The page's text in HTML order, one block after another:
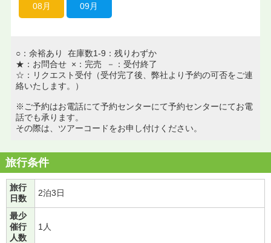
08月 09月
○：余裕あり 在庫数1-9：残りわずか
★：お問合せ ×：完売 －：受付終了
☆：リクエスト受付（受付完了後、弊社より予約の可否をご連
絡いたします。）
※ご予約はお電話にて予約センターにて予約センターにてお電
話でも承ります。
その際は、ツアーコードをお申し付けください。
旅行条件
旅行
日数
2泊3日
最少
催行
人数
1人